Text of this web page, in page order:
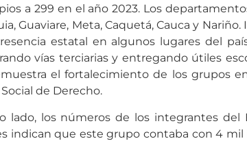
a 299 en el año 2023. Los
Guaviare, Meta, Caquetá, Cauca y
estatal en algunos lugares del
vías terciarias y entregando útiles
el fortalecimiento de los grupos
de Derecho.
lado, los números de los integrantes del
indican que este grupo contaba con 4 mil